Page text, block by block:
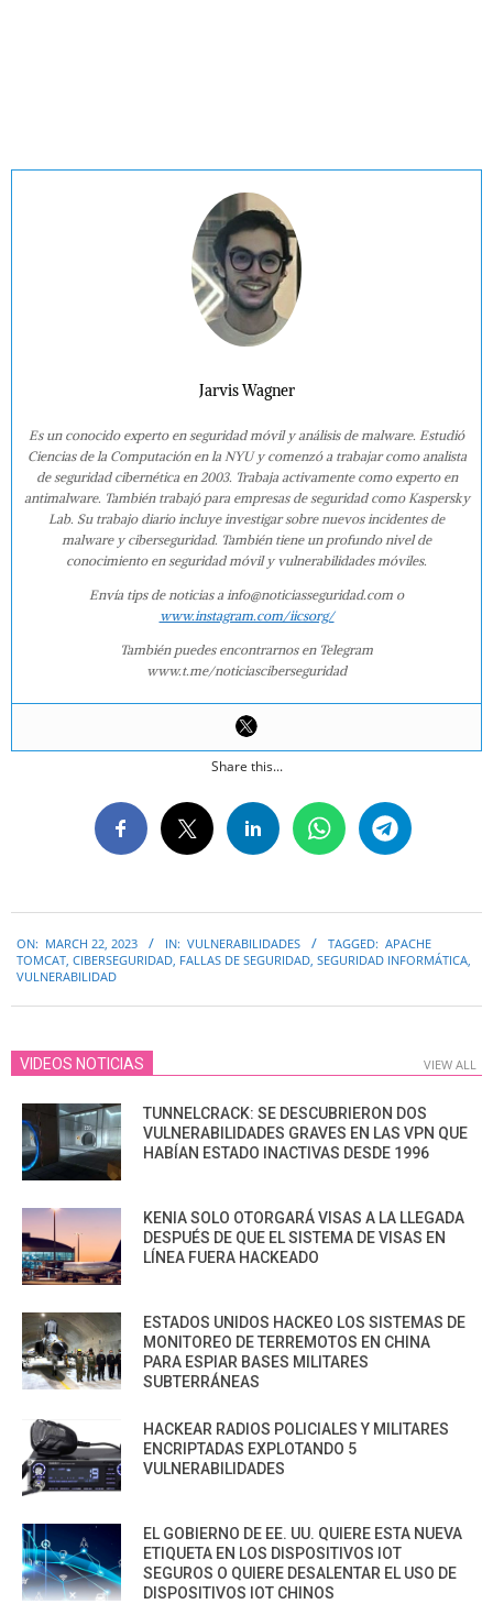
Jarvis Wagner
Es un conocido experto en seguridad móvil y análisis de malware. Estudió
Ciencias de la Computación en la NYU y comenzó a trabajar como analista
de seguridad cibernética en 2003. Trabaja activamente como experto en
antimalware. También trabajó para empresas de seguridad como Kaspersky
Lab. Su trabajo diario incluye investigar sobre nuevos incidentes de
malware y ciberseguridad. También tiene un profundo nivel de
conocimiento en seguridad móvil y vulnerabilidades móviles.
Envía tips de noticias a info@noticiasseguridad.com o
www.instagram.com/iicsorg/
También puedes encontrarnos en Telegram
www.t.me/noticiasciberseguridad
Share this...
03-
22
ON: MARCH 22, 2023 IN: VULNERABILIDADES TAGGED: APACHE
TOMCAT CIBERSEGURIDAD FALLAS DE SEGURIDAD SEGURIDAD INFORMÁTICA
VULNERABILIDAD
VIDEOS NOTICIAS VIEW ALL
TUNNELCRACK: SE DESCUBRIERON DOS
VULNERABILIDADES GRAVES EN LAS VPN QUE
HABÍAN ESTADO INACTIVAS DESDE 1996
KENIA SOLO OTORGARÁ VISAS A LA LLEGADA
DESPUÉS DE QUE EL SISTEMA DE VISAS EN
LÍNEA FUERA HACKEADO
ESTADOS UNIDOS HACKEO LOS SISTEMAS DE
MONITOREO DE TERREMOTOS EN CHINA
PARA ESPIAR BASES MILITARES
SUBTERRÁNEAS
HACKEAR RADIOS POLICIALES Y MILITARES
ENCRIPTADAS EXPLOTANDO 5
VULNERABILIDADES
EL GOBIERNO DE EE. UU. QUIERE ESTA NUEVA
ETIQUETA EN LOS DISPOSITIVOS IOT
SEGUROS O QUIERE DESALENTAR EL USO DE
DISPOSITIVOS IOT CHINOS